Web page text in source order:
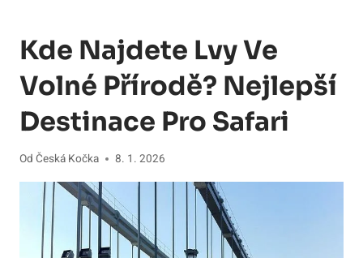
Kde Najdete Lvy Ve
Volné Přírodě? Nejlepší
Destinace Pro Safari
Od Česká Kočka 8. 1. 2026